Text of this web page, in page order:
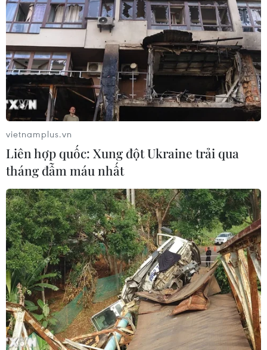
TIN CÙNG CHUYÊN MỤC
Dow Jones lập đỉnh kỷ lục nhờ diễn
biến tích cực tại Trung Đông
05/08/2026 23:27
vietnamplus.vn
Liên hợp quốc: Xung đột Ukraine trải qua
tháng đẫm máu nhất